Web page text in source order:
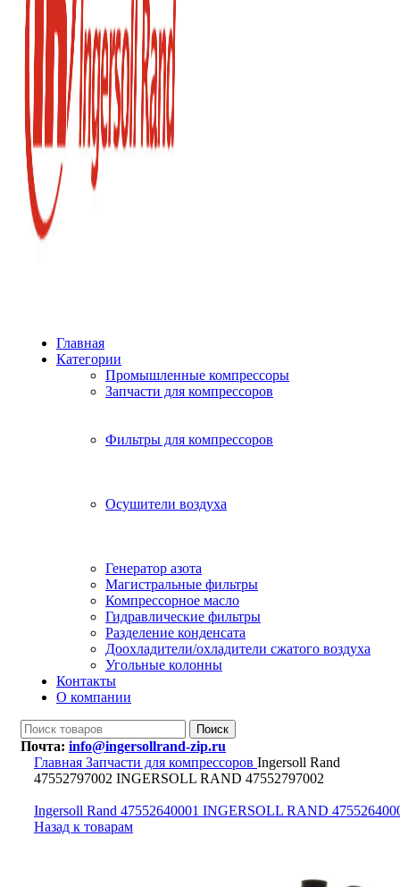
Главная
Категории
Промышленные компрессоры
Запчасти для компрессоров
Фильтры для компрессоров
Осушители воздуха
Генератор азота
Магистральные фильтры
Компрессорное масло
Гидравлические фильтры
Разделение конденсата
Доохладители/охладители сжатого воздуха
Угольные колонны
Контакты
О компании
Поиск
Почта: info@ingersollrand-zip.ru
Главная Запчасти для компрессоров Ingersoll Rand
47552797002 INGERSOLL RAND 47552797002
Ingersoll Rand 47552640001 INGERSOLL RAND
Назад к товарам